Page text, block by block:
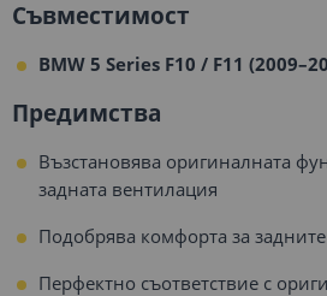
Съвместимост
BMW 5 Series F10 / F11
Предимства
Възстановява оригиналната
задната вентилация
Подобрява комфорта за
Перфектно съответствие с